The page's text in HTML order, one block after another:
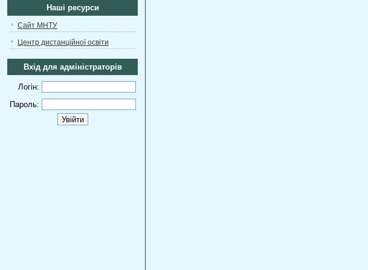
Наші ресурси
Сайт МНТУ
Центр дистанційної освіти
Вхід для адміністраторів
Логін:
Пароль: